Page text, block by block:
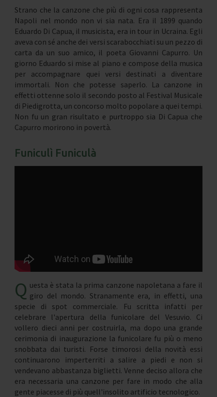
Strano che la canzone che più di ogni cosa rappresenta
Napoli nel mondo non vi sia nata. Era il 1899 quando
Eduardo Di Capua, il musicista, era in tour in Ucraina. Egli
aveva con sé anche dei versi scarabocchiati su un pezzo di
carta da un suo amico, il poeta Giovanni Capurro. Un
giorno Eduardo si mise al piano e compose della musica
per accompagnare quei versi destinati a diventare
immortali. Non che potesse saperlo. La canzone in
effetti ottenne solo il secondo posto al Festival Musicale
di Piedigrotta, un concorso molto popolare a quei tempi.
Non fu un gran risultato e purtroppo sia Di Capua che
Capurro morirono in povertà.
Funiculì Funiculà
Q uesta è stata la prima canzone napoletana a fare il
giro del mondo. Stranamente era, in effetti, una
specie di spot commerciale. Fu scritta infatti per
celebrare l'apertura della funicolare del Vesuvio. Ci
vollero dieci anni per costruirla, ma dopo una grande
cerimonia di inaugurazione la funicolare fu più o meno
snobbata dai turisti. Forse timorosi della novità essi
continuarono imperterriti a salire a piedi e non si
vendevano abbastanza biglietti. Venne deciso allora che
era necessaria una canzone per fare in modo che alla
gente piacesse di più quell'insolito artificio tecnologico.